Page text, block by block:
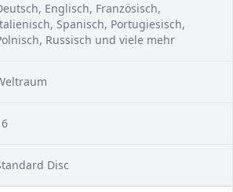
Englisch, Französisch,
Spanisch, Portugiesisch,
Russisch und viele mehr
Disc